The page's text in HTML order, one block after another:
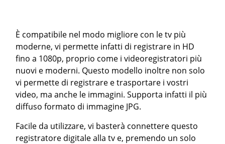
È compatibile nel modo migliore con le tv più
moderne, vi permette infatti di registrare in HD
fino a 1080p, proprio come i videoregistratori più
nuovi e moderni. Questo modello inoltre non solo
vi permette di registrare e trasportare i vostri
video, ma anche le immagini. Supporta infatti il più
diffuso formato di immagine JPG.
Facile da utilizzare, vi basterà connettere questo
registratore digitale alla tv e, premendo un solo